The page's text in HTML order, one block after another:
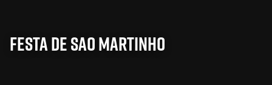
Festa de Sao Martinho